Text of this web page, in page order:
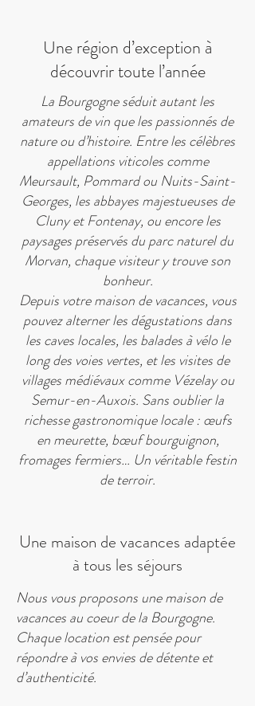
Une région d’exception à
découvrir toute l’année
La Bourgogne séduit autant les
amateurs de vin que les passionnés de
nature ou d’histoire. Entre les célèbres
appellations viticoles comme
Meursault, Pommard ou Nuits-Saint-
Georges, les abbayes majestueuses de
Cluny et Fontenay, ou encore les
paysages préservés du parc naturel du
Morvan, chaque visiteur y trouve son
bonheur.
Depuis votre maison de vacances, vous
pouvez alterner les dégustations dans
les caves locales, les balades à vélo le
long des voies vertes, et les visites de
villages médiévaux comme Vézelay ou
Semur-en-Auxois. Sans oublier la
richesse gastronomique locale : œufs
en meurette, bœuf bourguignon,
fromages fermiers… Un véritable festin
de terroir.
Une maison de vacances adaptée
à tous les séjours
Nous vous proposons une maison de
vacances au coeur de la Bourgogne.
Chaque location est pensée pour
répondre à vos envies de détente et
d’authenticité.